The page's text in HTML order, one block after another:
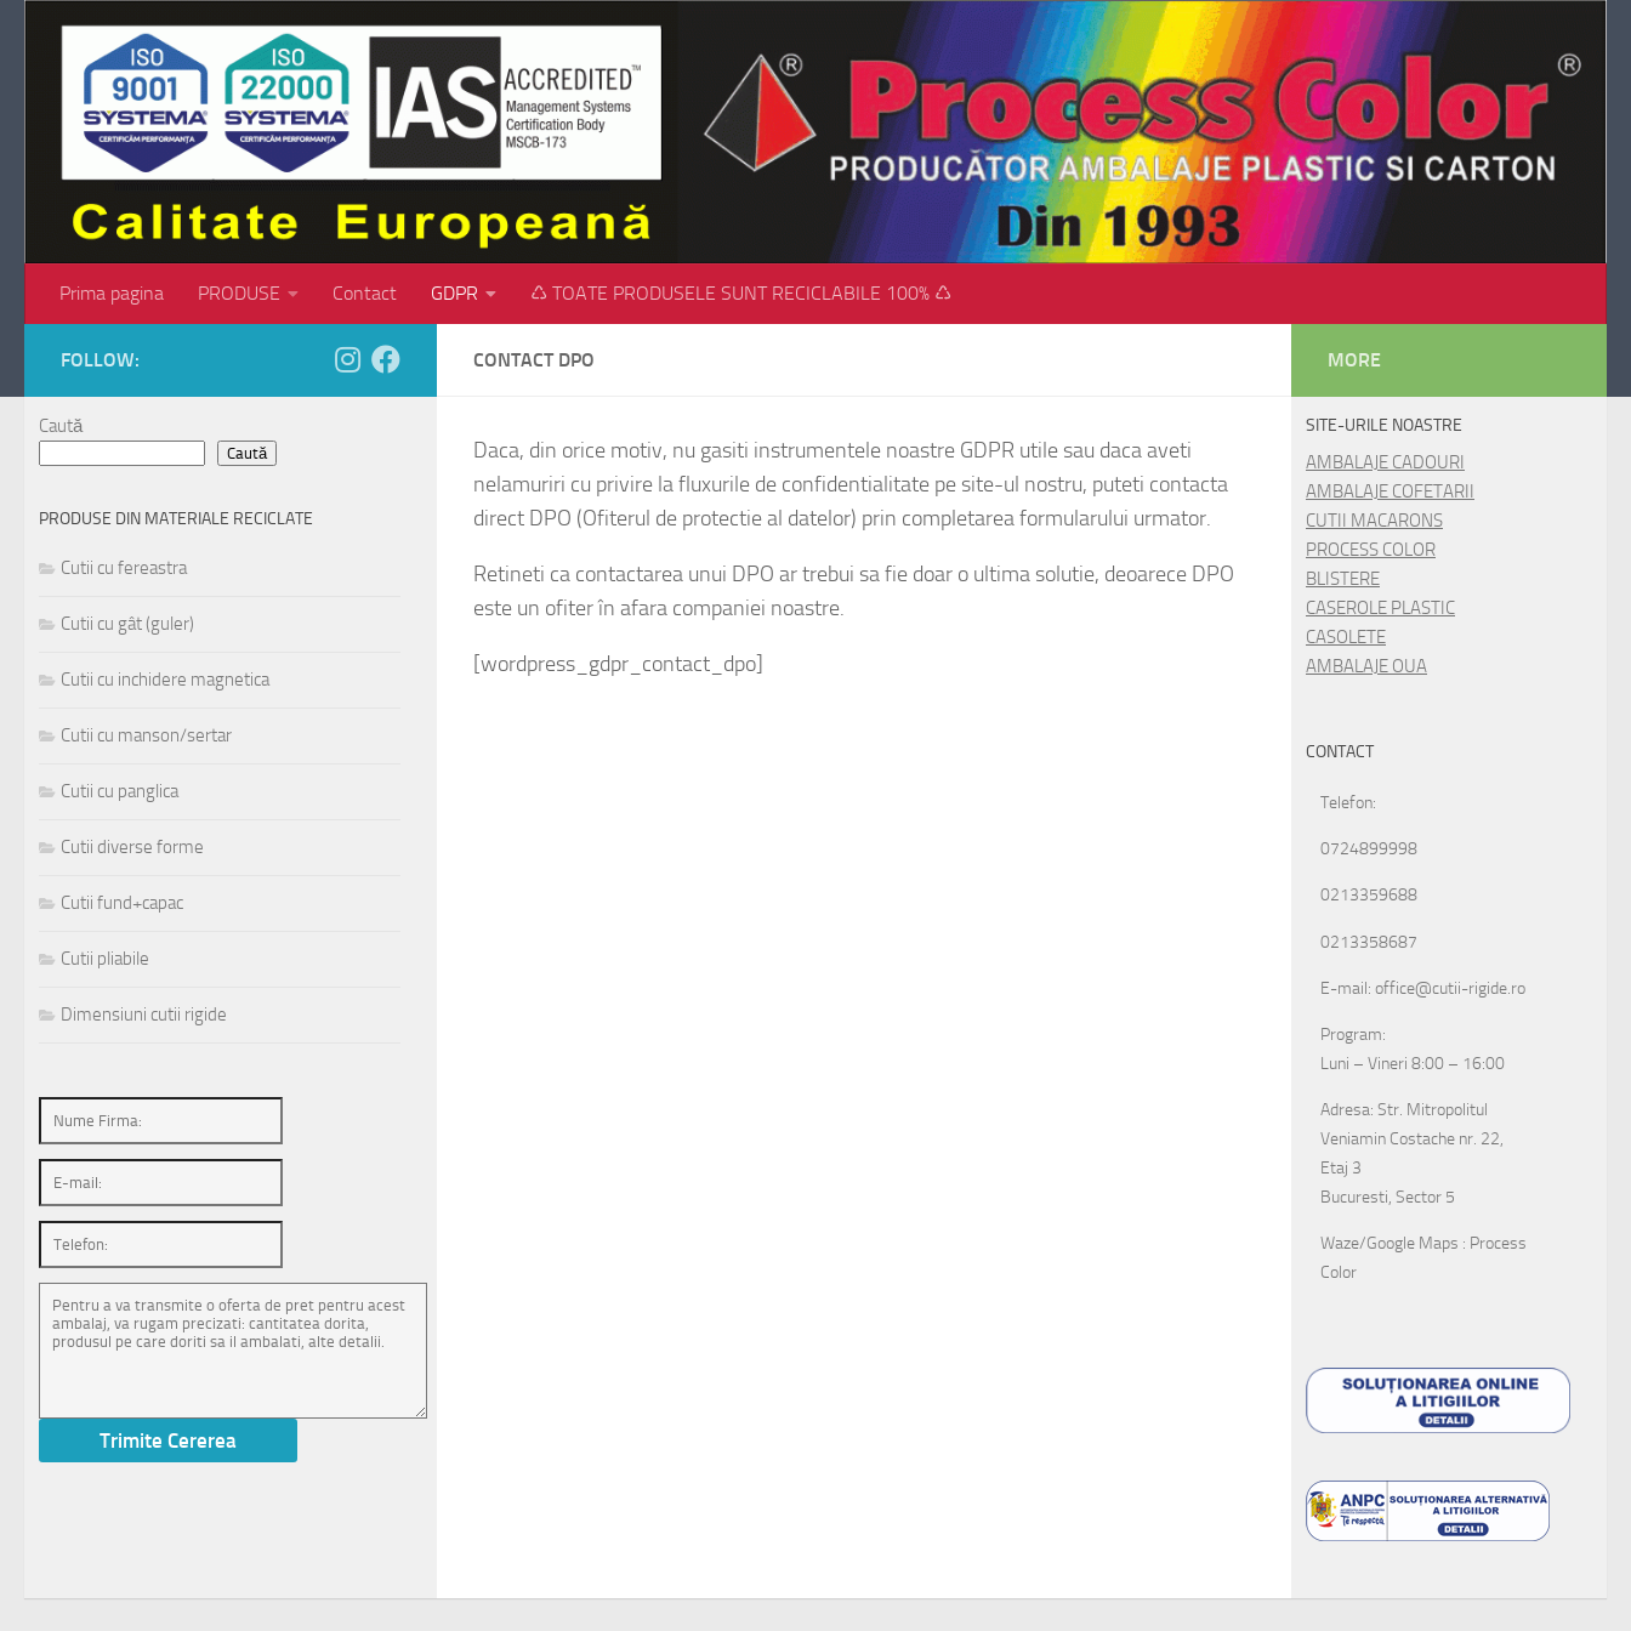
Skip to content
Prima pagina PRODUSE Contact GDPR ♺ TOATE PRODUSELE SUNT RECICLABILE 100% ♺
CONTACT DPO
Daca, din orice motiv, nu gasiti instrumentele noastre GDPR utile sau daca aveti
nelamuriri cu privire la fluxurile de confidentialitate pe site-ul nostru, puteti contacta
direct DPO (Ofiterul de protectie al datelor) prin completarea formularului urmator.
Retineti ca contactarea unui DPO ar trebui sa fie doar o ultima solutie, deoarece DPO
este un ofiter în afara companiei noastre.
[wordpress_gdpr_contact_dpo]
FOLLOW:
Caută
Caută
PRODUSE DIN MATERIALE RECICLATE
Cutii cu fereastra
Cutii cu gât (guler)
Cutii cu inchidere magnetica
Cutii cu manson/sertar
Cutii cu panglica
Cutii diverse forme
Cutii fund+capac
Cutii pliabile
Dimensiuni cutii rigide
MORE
SITE-URILE NOASTRE
AMBALAJE CADOURI
AMBALAJE COFETARII
CUTII MACARONS
PROCESS COLOR
BLISTERE
CASEROLE PLASTIC
CASOLETE
AMBALAJE OUA
CONTACT
Telefon:
0724899998
0213359688
0213358687
E-mail: office@cutii-rigide.ro
Program:
Luni – Vineri 8:00 – 16:00
Adresa: Str. Mitropolitul
Veniamin Costache nr. 22,
Etaj 3
Bucuresti, Sector 5
Waze/Google Maps : Process
Color